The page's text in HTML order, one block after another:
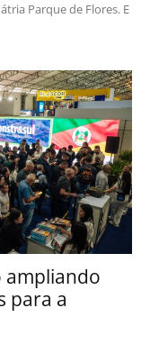
Parque de Flores. E
ampliando
para a